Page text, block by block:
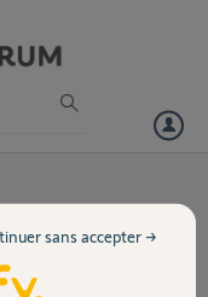
io apparaige
sans accepter →